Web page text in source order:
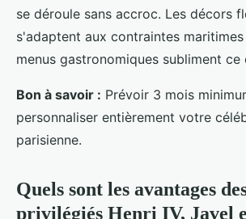
se déroule sans accroc. Les décors
s'adaptent aux contraintes
menus gastronomiques subliment ce
Bon à savoir : Prévoir 3 mois
personnaliser entièrement votre
parisienne.
Quels sont les avantages
privilégiés Henri IV, Javel